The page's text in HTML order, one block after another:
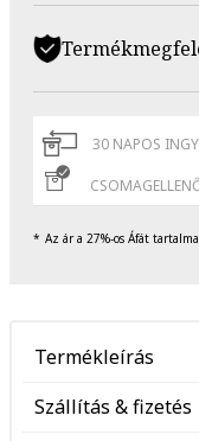
30 NAPOS
Az ár a 27%-os Áfát
Termékleírás
Szállítás & fizetés